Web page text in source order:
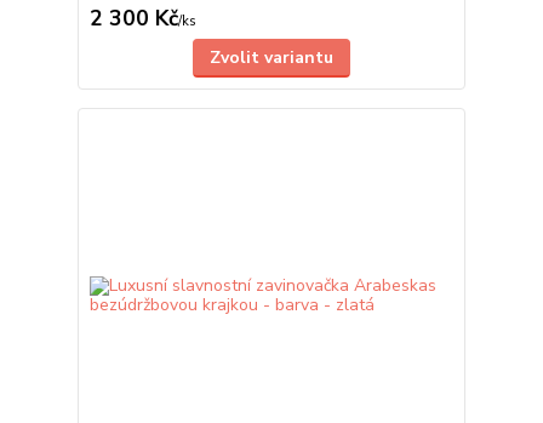
2 300 Kč/ks
Zvolit variantu